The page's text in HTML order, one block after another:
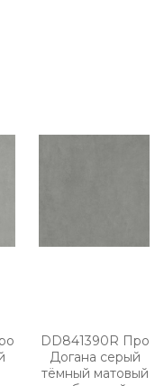
DD841390R Про
Догана серый
тёмный матовый